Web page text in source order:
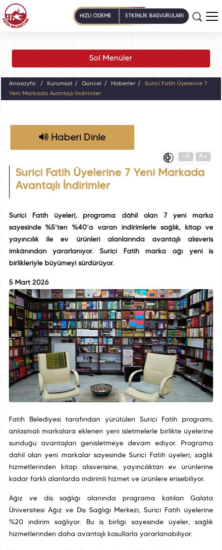
HIZLI ÖDEME ETKİNLİK BAŞVURULARI
Sol Menüler
Anasayfa Kurumsal Güncel Haberler
Suriçi Fatih Üyelerine 7
Yeni Markada Avantajlı İndirimler
Haberi Dinle
-A A+
Suriçi Fatih Üyelerine 7 Yeni Markada
Avantajlı İndirimler
Suriçi Fatih üyeleri, programa dâhil olan 7 yeni marka
sayesinde %5’ten %40’a varan indirimlerle sağlık, kitap ve
yayıncılık ile ev ürünleri alanlarında avantajlı alışveriş
imkânından yararlanıyor. Suriçi Fatih marka ağı yeni iş
birlikleriyle büyümeyi sürdürüyor.
5 Mart 2026
Fatih Belediyesi tarafından yürütülen Suriçi Fatih programı,
anlaşmalı markalara eklenen yeni işletmelerle birlikte üyelerine
sunduğu avantajları genişletmeye devam ediyor. Programa
dâhil olan yeni markalar sayesinde Suriçi Fatih üyeleri; sağlık
hizmetlerinden kitap alışverişine, yayıncılıktan ev ürünlerine
kadar farklı alanlarda indirimli hizmet ve ürünlere erişebiliyor.
Ağız ve diş sağlığı alanında programa katılan Galata
Üniversitesi Ağız ve Diş Sağlığı Merkezi, Suriçi Fatih üyelerine
%20 indirim sağlıyor. Bu iş birliği sayesinde üyeler, sağlık
hizmetlerinden daha avantajlı koşullarla yararlanabiliyor.